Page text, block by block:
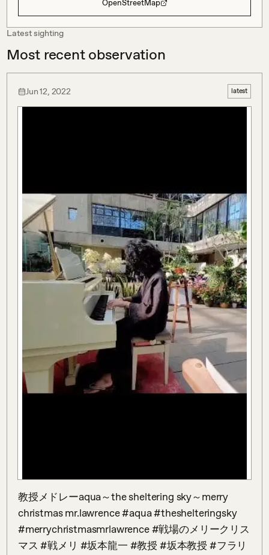
OpenStreetMap
Latest sighting
Most recent observation
Jun 12, 2022 latest
教授メドレーaqua～the sheltering sky～merry
christmas mr.lawrence #aqua #theshelteringsky
#merrychristmasmrlawrence #戦場のメリークリス
マス #戦メリ #坂本龍一 #教授 #坂本教授 #フラリ